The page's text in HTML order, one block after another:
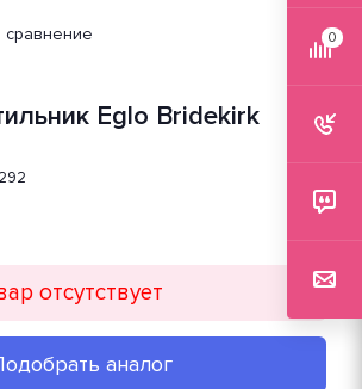
сравнение
Eglo Bridekirk
отсутствует
аналог
0